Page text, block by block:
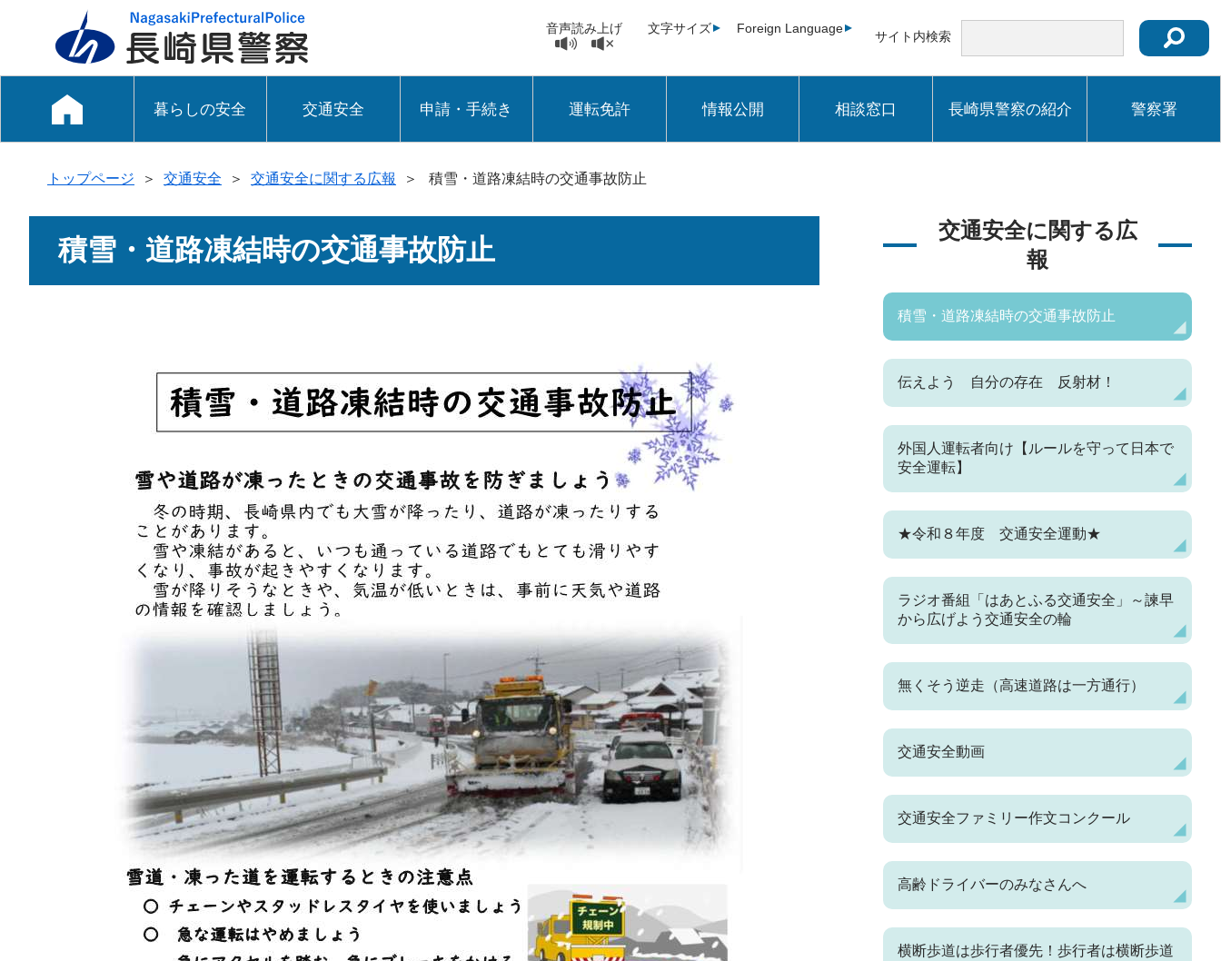
音声読み上げ 文字サイズ Foreign Language
サイト内検索
暮らしの安全 交通安全 申請・手続き 運転免許 情報公開 相談窓口 長崎県警察の紹介 警察署
トップページ ＞ 交通安全 ＞ 交通安全に関する広報 ＞ 積雪・道路凍結時の交通事故防止
積雪・道路凍結時の交通事故防止
交通安全に関する広
報
積雪・道路凍結時の交通事故防止
伝えよう 自分の存在 反射材！
外国人運転者向け【ルールを守って日本で
安全運転】
★令和８年度 交通安全運動★
ラジオ番組「はあとふる交通安全」～諫早
から広げよう交通安全の輪
無くそう逆走（高速道路は一方通行）
交通安全動画
交通安全ファミリー作文コンクール
高齢ドライバーのみなさんへ
横断歩道は歩行者優先！歩行者は横断歩道